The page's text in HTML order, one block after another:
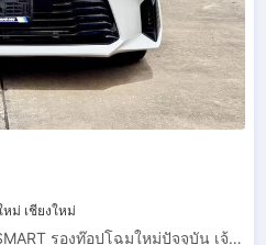
อกดเพื่อดูเบอร์โทร xxxxxx652
ส์ฯ ข้างศาลาอีซูซุใกล้กับไอติมบั
หม่ เชียงใหม่
ฟรีดาวน์ TOYOTA YARIS ATIV รุ่นSMART รองท๊อปโฉมใหม่ปัจจุบัน เจ้าเดียสออกศูนย์โตโยต้า ปี2567(2024) สวยมาก วิ่งน้อยเพียง 30,000 กม.สีขาว.